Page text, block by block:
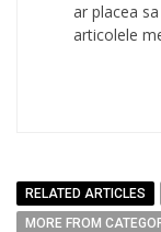
ar placea
articolele
RELATED ARTICLES
MORE FROM